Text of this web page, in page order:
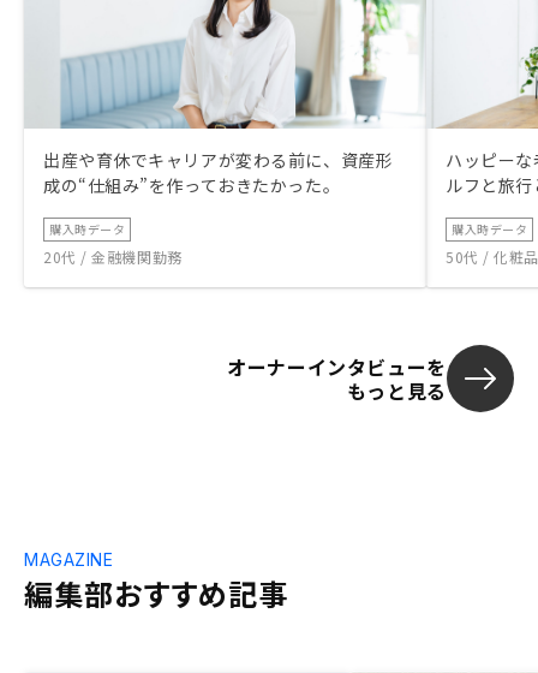
出産や育休でキャリアが変わる前に、資産形
成の“仕組み”を作っておきたかった。
購入時データ
20代 / 金融機関勤務
ハッピー
ルフと旅
購入時データ
50代 / 化粧
オーナーインタビューを
もっと見る
編集部おすすめ記事
MAGAZINE